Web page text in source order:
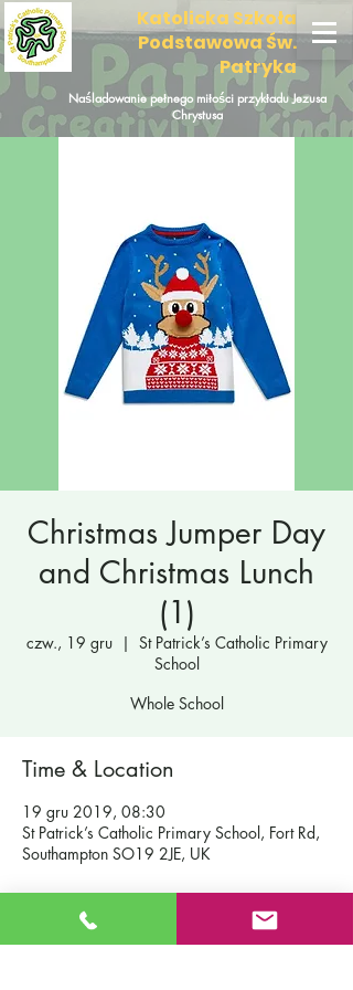
Katolicka Szkoła
Podstawowa Św.
Patryka
Naśladowanie pełnego miłości przykładu Jezusa
Chrystusa
Christmas Jumper Day
and Christmas Lunch
(1)
czw., 19 gru
  |
St Patrick’s Catholic Primary
School
Whole School
Time & Location
19 gru 2019, 08:30
St Patrick’s Catholic Primary School, Fort Rd,
Southampton SO19 2JE, UK